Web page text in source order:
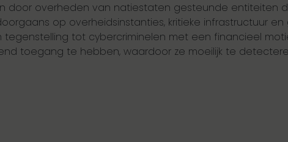
door overheden van natiestaten gesteunde entiteiten
op overheidsinstanties, kritieke infrastructuur
tegenstelling tot cybercriminelen met een financieel
toegang te hebben, waardoor ze moeilijk te